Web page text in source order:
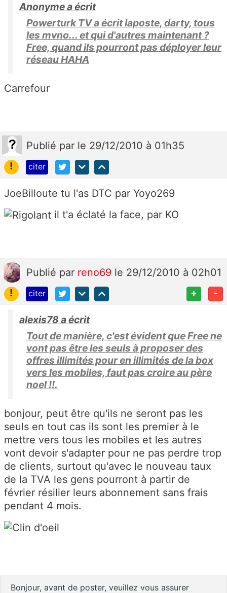
Anonyme a écrit
Powerturk TV a écrit laposte, darty, tous
les mvno... et qui d'autres maintenant ?
Free, quand ils pourront pas déployer leur
réseau HAHA
Carrefour
Publié par le 29/12/2010 à 01h35
!
citer
JoeBilloute tu l'as DTC par Yoyo269
il t'a éclaté la face, par KO
Publié par reno69 le 29/12/2010 à 02h01
!
citer + -
alexis78 a écrit
Tout de manière, c'est évident que Free ne
vont pas être les seuls à proposer des
offres illimités pour en illimités de la box
vers les mobiles, faut pas croire au père
noel !!.
bonjour, peut être qu'ils ne seront pas les
seuls en tout cas ils sont les premier à le
mettre vers tous les mobiles et les autres
vont devoir s'adapter pour ne pas perdre trop
de clients, surtout qu'avec le nouveau taux
de la TVA les gens pourront à partir de
février résilier leurs abonnement sans frais
pendant 4 mois.
Bonjour, avant de poster, veuillez vous assurer